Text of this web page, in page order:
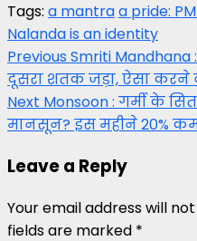
Tags: a mantraa pride:
Nalanda is an identity
Post
navigation
PreviousSmriti
दूसरा शतक जड़ा, ऐसा करने
Next Monsoon : गर्मी के
मानसून? इस महीने 20% कम
Leave a Reply
Your email address will
fields are marked *